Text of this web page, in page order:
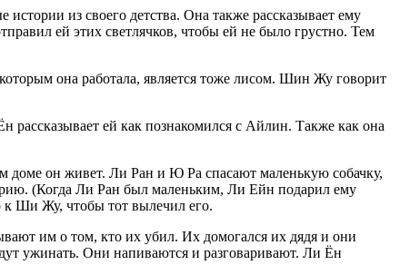
из своего детства. Она также рассказывает ему
ей этих светлячков, чтобы ей не было грустно. Тем
она работала, является тоже лисом. Шин Жу говорит
ей как познакомился с Айлин. Также как она
доме он живет. Ли Ран и Ю Ра спасают маленькую собачку,
(Когда Ли Ран был маленьким, Ли Ейн подарил ему
к Ши Жу, чтобы тот вылечил его.
им о том, кто их убил. Их домогался их дядя и они
ужинать. Они напиваются и разговаривают. Ли Ён